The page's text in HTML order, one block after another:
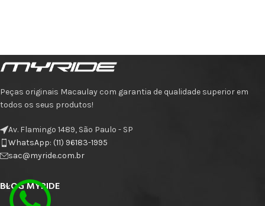
Peças originais Macaulay com garantia de qualidade superior em
todos os seus produtos!
Av. Flamingo 1489, São Paulo - SP
WhatsApp: (11) 96183-1995
sac@myride.com.br
BLOG MYRIDE